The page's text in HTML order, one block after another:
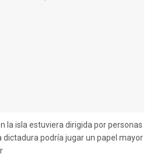
la isla estuviera dirigida por personas
dictadura podría jugar un papel mayor